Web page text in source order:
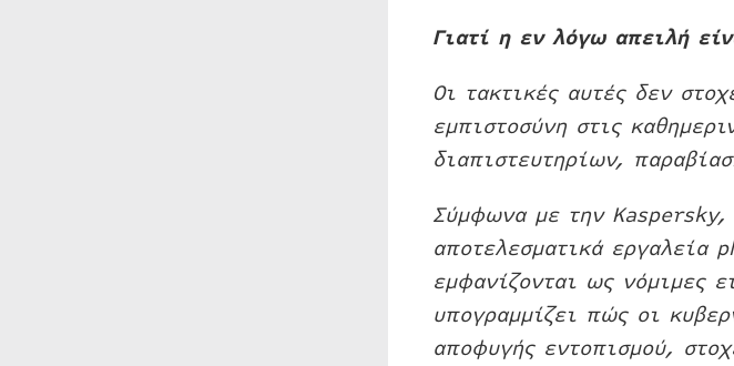
Γιατί η εν λόγω απειλή
Οι τακτικές αυτές δεν
εμπιστοσύνη στις
διαπιστευτηρίων,
Σύμφωνα με την Kaspersky,
αποτελεσματικά εργαλεία
εμφανίζονται ως νόμιμες
υπογραμμίζει πώς οι
αποφυγής εντοπισμού,